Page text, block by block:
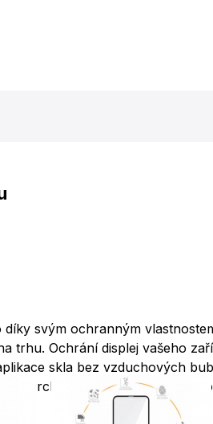
svým ochranným
trhu. Ochrání displej vašeho
skla bez vzduchových
povrch s oleofobní úpravou